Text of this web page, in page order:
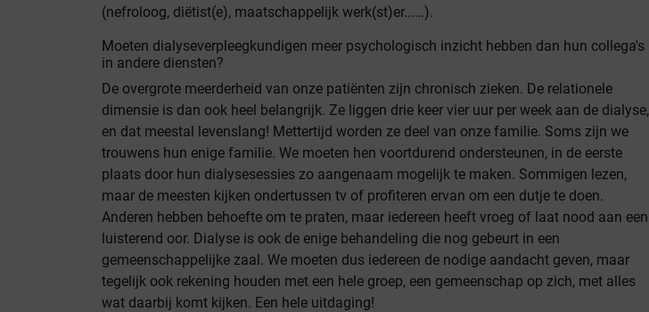
(nefroloog, diëtist(e), maatschappelijk werk(st)er...…).
Moeten dialyseverpleegkundigen meer psychologisch inzicht hebben dan hun collega's
in andere diensten?
De overgrote meerderheid van onze patiënten zijn chronisch zieken. De relationele
dimensie is dan ook heel belangrijk. Ze liggen drie keer vier uur per week aan de dialyse,
en dat meestal levenslang! Mettertijd worden ze deel van onze familie. Soms zijn we
trouwens hun enige familie. We moeten hen voortdurend ondersteunen, in de eerste
plaats door hun dialysesessies zo aangenaam mogelijk te maken. Sommigen lezen,
maar de meesten kijken ondertussen tv of profiteren ervan om een dutje te doen.
Anderen hebben behoefte om te praten, maar iedereen heeft vroeg of laat nood aan een
luisterend oor. Dialyse is ook de enige behandeling die nog gebeurt in een
gemeenschappelijke zaal. We moeten dus iedereen de nodige aandacht geven, maar
tegelijk ook rekening houden met een hele groep, een gemeenschap op zich, met alles
wat daarbij komt kijken. Een hele uitdaging!